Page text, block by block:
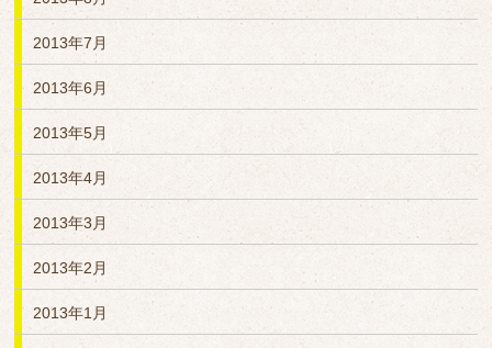
2013年7月
2013年6月
2013年5月
2013年4月
2013年3月
2013年2月
2013年1月